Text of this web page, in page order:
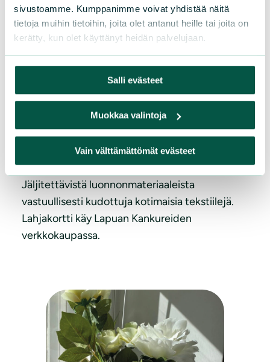
sivustoamme. Kumppanimme voivat yhdistää näitä
tietoja muihin tietoihin, joita olet antanut heille tai joita on
kerätty, kun olet käyttänyt heidän palvelujaan.
Salli evästeet
Muokkaa valintoja
Vain välttämättömät evästeet
20 kpl Lahjakortti, Lapuan Kankurit –
arvo 100 €
Jäljitettävistä luonnonmateriaaleista
vastuullisesti kudottuja kotimaisia tekstiilejä.
Lahjakortti käy Lapuan Kankureiden
verkkokaupassa.